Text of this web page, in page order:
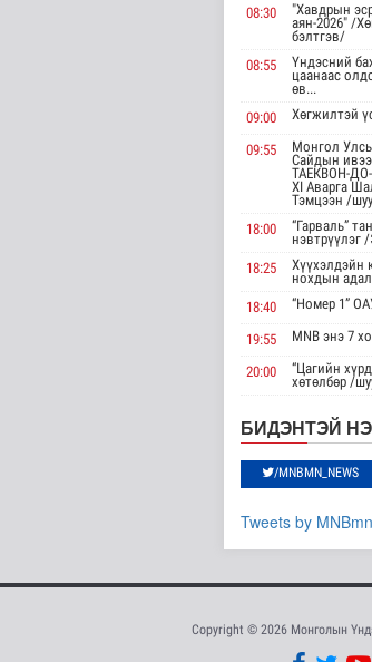
7
8
АИ
Улс
8
8
9
08:30
"Хавдрын
аян-2026" /
бэлтгэв/
08:55
Үндэсний
цаанаас
өв...
09:00
Хөгжилтэй
09:55
Монгол
Сайдын
ТАЕКВОН-
XI Аварга
Тэмцээн /
18:00
“Гарваль”
нэвтрүүлэг
18:25
Хүүхэлдэйн
нохдын адал
18:40
“Номер 1”
19:55 MNB энэ 7
20:00
“Цагийн
хөтөлбөр /
20:45 Хөндөх
21:15
100%
мэдэхүйн
22:15
23:30
БИДЭНТЭЙ
/MNBMN_NEWS
Tweets by
Copyright © 2026 Монголын